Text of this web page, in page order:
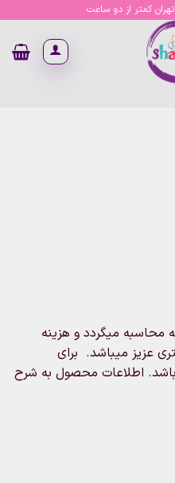
کمتر از دو ساعت
محاسبه میگردد و هزینه
عزیز میباشد. برای
باشد. اطلاعات محصول به شرح